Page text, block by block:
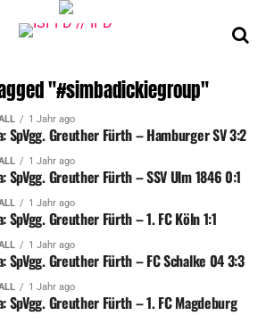
"#simbadickiegroup"
1 Jahr ago
SpVgg. Greuther Fürth – Hamburger SV 3:2
1 Jahr ago
SpVgg. Greuther Fürth – SSV Ulm 1846 0:1
1 Jahr ago
SpVgg. Greuther Fürth – 1. FC Köln 1:1
1 Jahr ago
SpVgg. Greuther Fürth – FC Schalke 04 3:3
1 Jahr ago
SpVgg. Greuther Fürth – 1. FC Magdeburg